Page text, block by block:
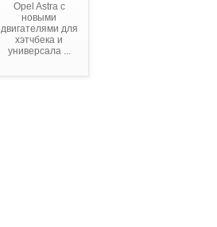
Opel Astra с
новыми
двигателями для
хэтчбека и
универсала ...